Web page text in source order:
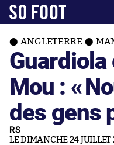
ANGLETERRE
Mou : «
des gens
RS
LE DIMANCHE 24 JUILLET